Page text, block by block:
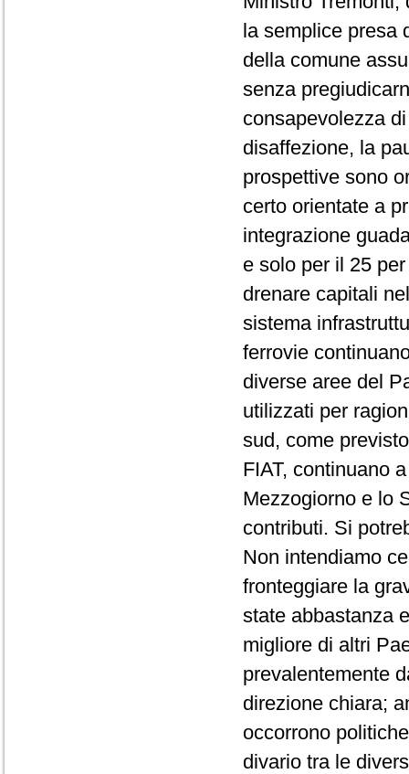
la semplice presa
della comune
senza
consapevolezza
disaffezione, la
prospettive sono
certo orientate a
integrazione
e solo per il 25
drenare capitali
sistema
ferrovie
diverse aree del
utilizzati per
sud, come
FIAT, continuano
Mezzogiorno e lo
contributi. Si
Non intendiamo
fronteggiare la
state abbastanza
migliore di altri
prevalentemente
direzione chiara;
occorrono
divario tra le